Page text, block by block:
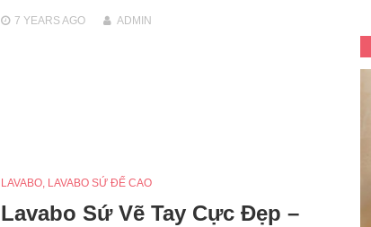
7 YEARSAGO ADMIN
LAVABO, LAVABO SỨ ĐẾ CAO
Lavabo Sứ Vẽ Tay Cực Đẹp –